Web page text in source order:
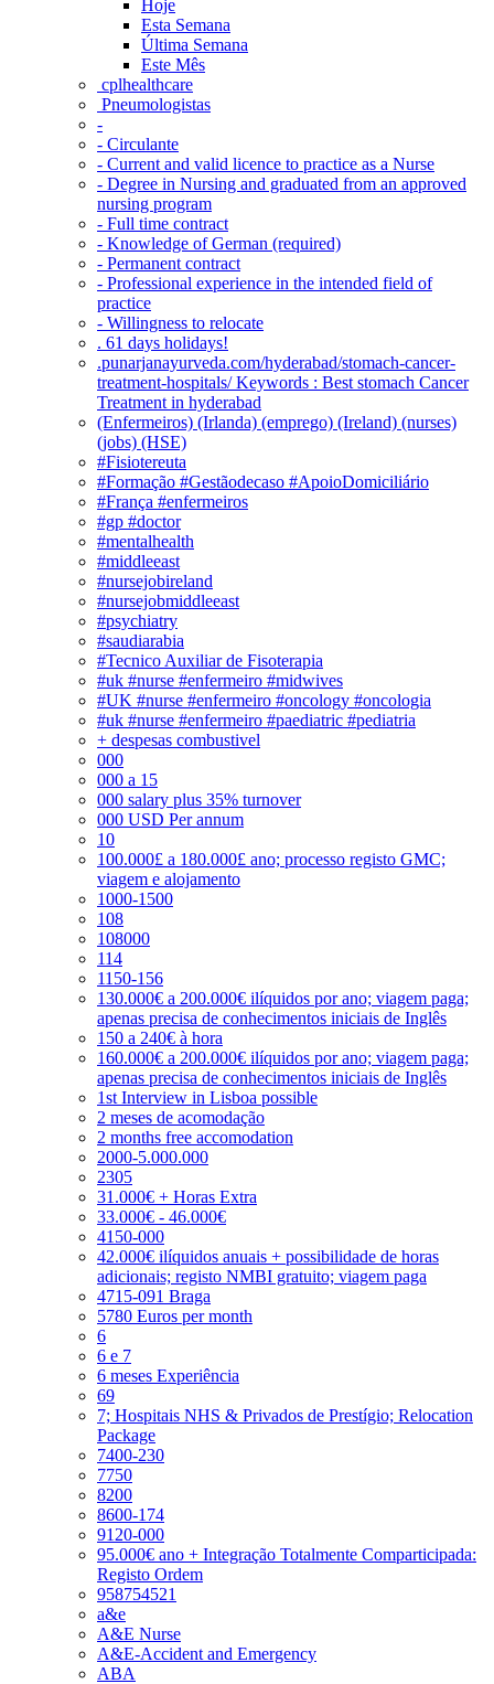
Hoje
Esta Semana
Última Semana
Este Mês
‎ cplhealthcare‬
Pneumologistas
-
- Circulante
- Current and valid licence to practice as a Nurse
- Degree in Nursing and graduated from an approved
nursing program
- Full time contract
- Knowledge of German (required)
- Permanent contract
- Professional experience in the intended field of
practice
- Willingness to relocate
. 61 days holidays!
.punarjanayurveda.com/hyderabad/stomach-cancer-
treatment-hospitals/ Keywords : Best stomach Cancer
Treatment in hyderabad
(Enfermeiros) (Irlanda) (emprego) (Ireland) (nurses)
(jobs) (HSE)
#Fisiotereuta
#Formação #Gestãodecaso #ApoioDomiciliário
#França #enfermeiros
#gp #doctor
#mentalhealth
#middleeast
#nursejobireland
#nursejobmiddleeast
#psychiatry
#saudiarabia
#Tecnico Auxiliar de Fisoterapia
#uk #nurse #enfermeiro #midwives
#UK #nurse #enfermeiro #oncology #oncologia
#uk #nurse #enfermeiro #paediatric #pediatria
+ despesas combustivel
000
000 a 15
000 salary plus 35% turnover
000 USD Per annum
10
100.000£ a 180.000£ ano; processo registo GMC;
viagem e alojamento
1000-1500
108
108000
114
1150-156
130.000€ a 200.000€ ilíquidos por ano; viagem paga;
apenas precisa de conhecimentos iniciais de Inglês
150 a 240€ à hora
160.000€ a 200.000€ ilíquidos por ano; viagem paga;
apenas precisa de conhecimentos iniciais de Inglês
1st Interview in Lisboa possible
2 meses de acomodação
2 months free accomodation
2000-5.000.000
2305
31.000€ + Horas Extra
33.000€ - 46.000€
4150-000
42.000€ ilíquidos anuais + possibilidade de horas
adicionais; registo NMBI gratuito; viagem paga
4715-091 Braga
5780 Euros per month
6
6 e 7
6 meses Experiência
69
7; Hospitais NHS & Privados de Prestígio; Relocation
Package
7400-230
7750
8200
8600-174
9120-000
95.000€ ano + Integração Totalmente Comparticipada:
Registo Ordem
958754521
a&e
A&E Nurse
A&E-Accident and Emergency
ABA